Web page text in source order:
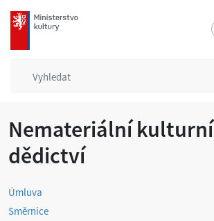
mkcr.cz
Nemateriální kulturní
dědictví
Úmluva
Směrnice